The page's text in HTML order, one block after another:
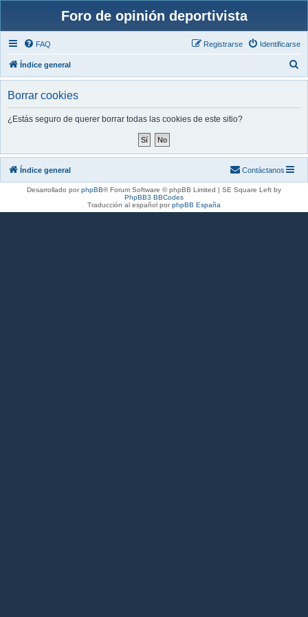
Foro de opinión deportivista
FAQ Identificarse
Registrarse
Índice general
u
Borrar cookies
¿Estás seguro de querer borrar todas las cookies de este sitio?
Índice general Contáctanos
Desarrollado porphpBB® Forum Software © phpBB Limited | SE Square Left by
PhpBB3 BBCodes
Traducción al español porphpBB España